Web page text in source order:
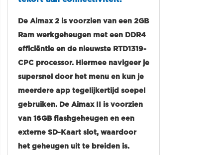
De Aimax 2 is voorzien van een 2GB
Ram werkgeheugen met een DDR4
efficiëntie en de nieuwste RTD1319-
CPC processor. Hiermee navigeer je
supersnel door het menu en kun je
meerdere app tegelijkertijd soepel
gebruiken. De Aimax II is voorzien
van 16GB flashgeheugen en een
externe SD-Kaart slot, waardoor
het geheugen uit te breiden is.